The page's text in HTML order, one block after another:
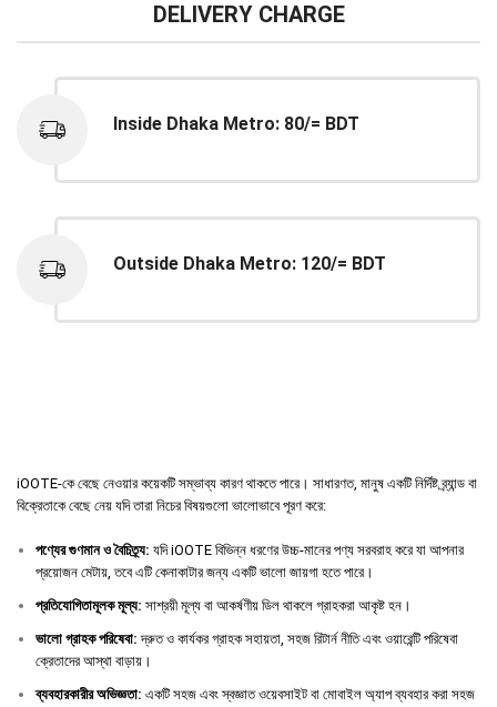
DELIVERY CHARGE
Inside Dhaka Metro: 80/= BDT
Outside Dhaka Metro: 120/= BDT
iOOTE-কে বেছে নেওয়ার কয়েকটি সম্ভাব্য কারণ থাকতে পারে। সাধারণত, মানুষ একটি নির্দিষ্ট ব্র্যান্ড বা
বিক্রেতাকে বেছে নেয় যদি তারা নিচের বিষয়গুলো ভালোভাবে পূরণ করে:
পণ্যের গুণমান ও বৈচিত্র্য: যদি iOOTE বিভিন্ন ধরণের উচ্চ-মানের পণ্য সরবরাহ করে যা আপনার
প্রয়োজন মেটায়, তবে এটি কেনাকাটার জন্য একটি ভালো জায়গা হতে পারে।
প্রতিযোগিতামূলক মূল্য: সাশ্রয়ী মূল্য বা আকর্ষণীয় ডিল থাকলে গ্রাহকরা আকৃষ্ট হন।
ভালো গ্রাহক পরিষেবা: দ্রুত ও কার্যকর গ্রাহক সহায়তা, সহজ রিটার্ন নীতি এবং ওয়ারেন্টি পরিষেবা
ক্রেতাদের আস্থা বাড়ায়।
ব্যবহারকারীর অভিজ্ঞতা: একটি সহজ এবং স্বজ্ঞাত ওয়েবসাইট বা মোবাইল অ্যাপ ব্যবহার করা সহজ